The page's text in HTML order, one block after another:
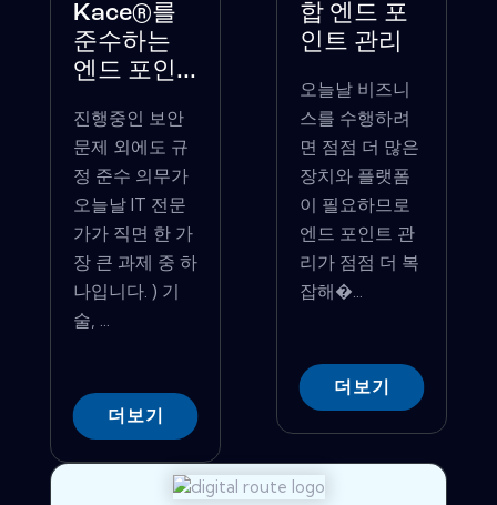
Kace®를
준수하는
엔드 포인...
진행중인 보안
문제 외에도 규
정 준수 의무가
오늘날 IT 전문
가가 직면 한 가
장 큰 과제 중 하
나입니다. ) 기
술, ...
더보기
합 엔드 포
인트 관리
오늘날 비즈니
스를 수행하려
면 점점 더 많은
장치와 플랫폼
이 필요하므로
엔드 포인트 관
리가 점점 더 복
잡해�...
더보기